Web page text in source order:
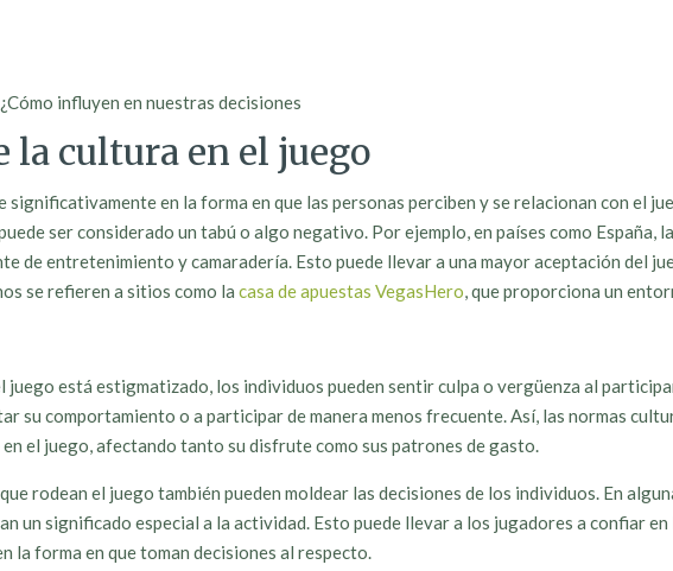
influyen en nuestras decisiones
la cultura en el juego
significativamente en la forma en que las personas perciben y se relacionan con el
ser considerado un tabú o algo negativo. Por ejemplo, en países como España,
de entretenimiento y camaradería. Esto puede llevar a una mayor aceptación del
se refieren a sitios como lacasa de apuestas VegasHero, que proporciona un
está estigmatizado, los individuos pueden sentir culpa o vergüenza al
su comportamiento o a participar de manera menos frecuente. Así, las normas
el juego, afectando tanto su disfrute como sus patrones de gasto.
rodean el juego también pueden moldear las decisiones de los individuos. En
un significado especial a la actividad. Esto puede llevar a los jugadores a confiar
la forma en que toman decisiones al respecto.